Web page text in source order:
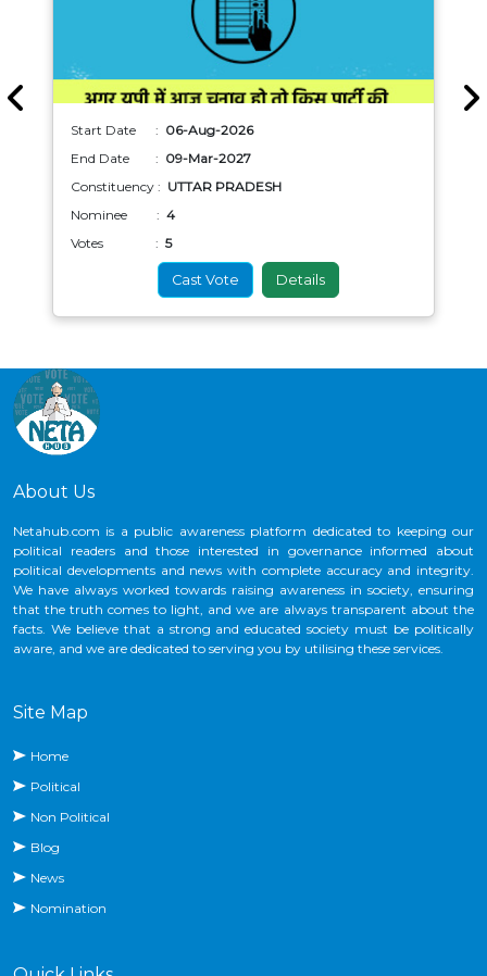
Start Date : 06-Aug-2026
End Date : 09-Mar-2027
Constituency : UTTAR PRADESH
Nominee : 4
Votes : 5
Cast Vote Details
About Us
Netahub.com is a public awareness platform dedicated to keeping our
political readers and those interested in governance informed about
political developments and news with complete accuracy and integrity.
We have always worked towards raising awareness in society, ensuring
that the truth comes to light, and we are always transparent about the
facts. We believe that a strong and educated society must be politically
aware, and we are dedicated to serving you by utilising these services.
Site Map
Home
Political
Non Political
Blog
News
Nomination